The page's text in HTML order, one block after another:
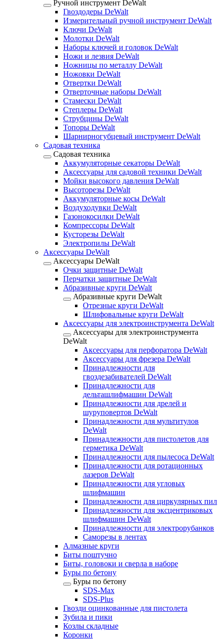
Ручной инструмент DeWalt
Гвоздодеры DeWalt
Измерительный ручной инструмент DeWalt
Ключи DeWalt
Молотки DeWalt
Наборы ключей и головок DeWalt
Ножи и лезвия DeWalt
Ножницы по металлу DeWalt
Ножовки DeWalt
Отвертки DeWalt
Отверточные наборы DeWalt
Стамески DeWalt
Степлеры DeWalt
Струбцины DeWalt
Топоры DeWalt
Шарнирногубцевый инструмент DeWalt
Садовая техника
Садовая техника
Аккумуляторные секаторы DeWalt
Аксессуары для садовой техники DeWalt
Мойки высокого давления DeWalt
Высоторезы DeWalt
Аккумуляторные косы DeWalt
Воздуходувки DeWalt
Газонокосилки DeWalt
Компрессоры DeWalt
Кусторезы DeWalt
Электропилы DeWalt
Аксессуары DeWalt
Аксессуары DeWalt
Очки защитные DeWalt
Перчатки защитные DeWalt
Абразивные круги DeWalt
Абразивные круги DeWalt
Отрезные круги DeWalt
Шлифовальные круги DeWalt
Аксессуары для электроинструмента DeWalt
Аксессуары для электроинструмента
DeWalt
Аксессуары для перфоратора DeWalt
Аксессуары для фрезера DeWalt
Принадлежности для
гвоздезабивателей DeWalt
Принадлежности для
дельташлифмашин DeWalt
Принадлежности для дрелей и
шуруповертов DeWalt
Принадлежности для мультитулов
DeWalt
Принадлежности для пистолетов для
герметика DeWalt
Принадлежности для пылесоса DeWalt
Принадлежности для ротационных
лазеров DeWalt
Принадлежности для угловых
шлифмашин
Принадлежности для циркулярных пил
Принадлежности для эксцентриковых
шлифмашин DeWalt
Принадлежности для электрорубанков
Саморезы в лентах
Алмазные круги
Биты поштучно
Биты, головоки и сверла в наборе
Буры по бетону
Буры по бетону
SDS-Max
SDS-Plus
Гвозди оцинкованные для пистолета
Зубила и пики
Козлы складные
Коронки